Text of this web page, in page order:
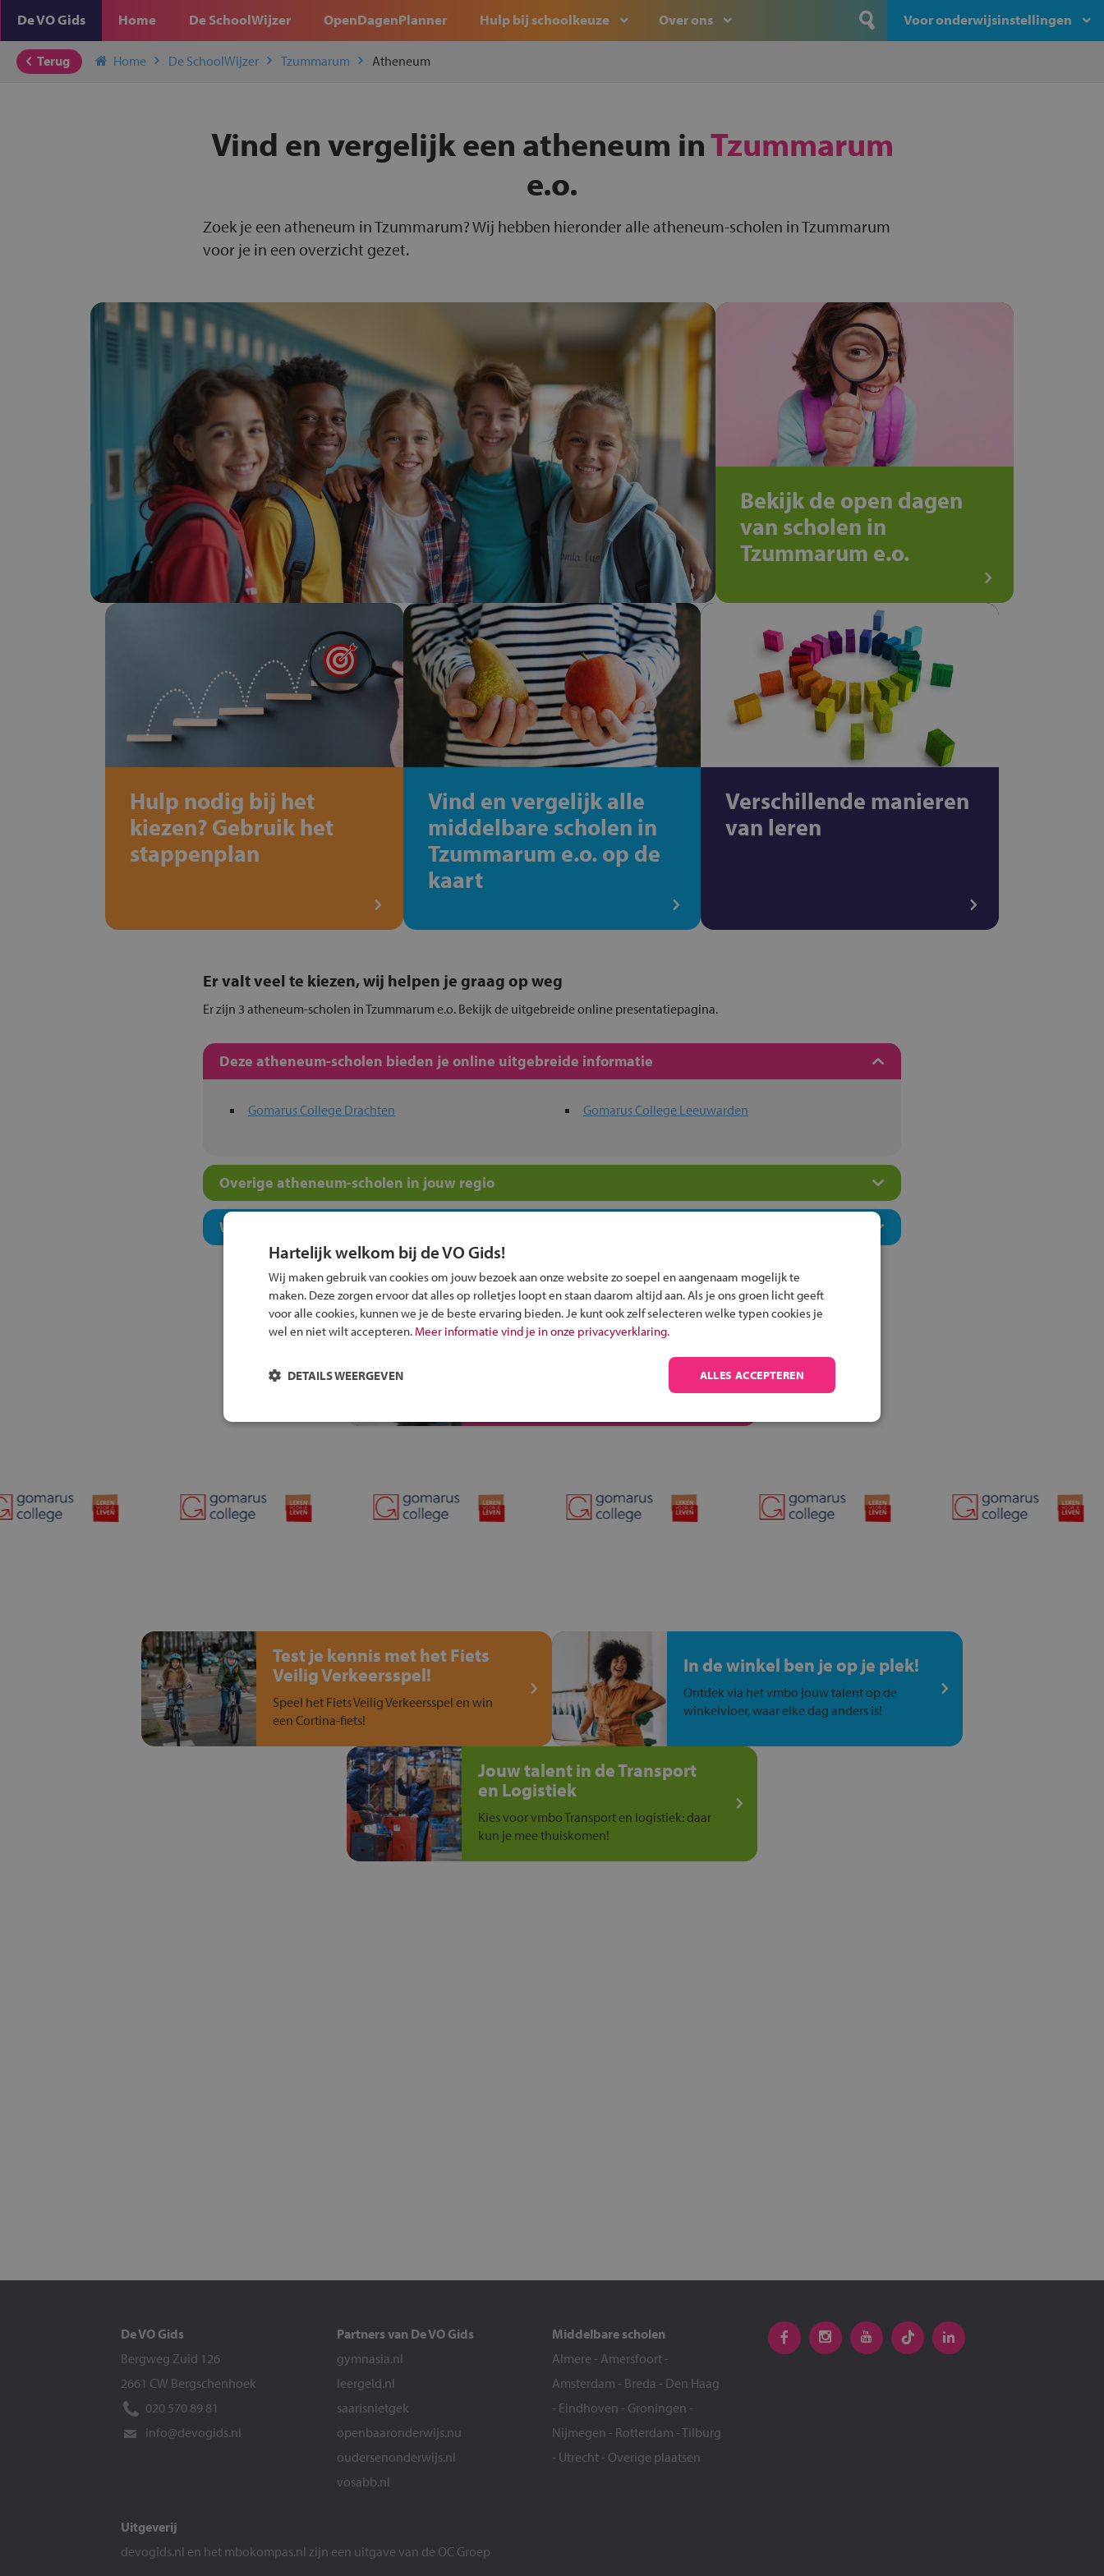
De VO Gids Home De SchoolWijzer OpenDagenPlanner Hulp bij schoolkeuze Over ons Voor onderwijsinstellingen
Terug Home De SchoolWijzer Tzummarum Atheneum
Vind en vergelijk een atheneum inTzummarum
e.o.
Zoek je een atheneum in Tzummarum? Wij hebben hieronder alle atheneum-scholen in Tzummarum
voor je in een overzicht gezet.
Bekijk de open dagen
van scholen in
Tzummarum e.o.
Hulp nodig bij het
kiezen? Gebruik het
stappenplan
Vind en vergelijk alle
middelbare scholen in
Tzummarum e.o. op de
kaart
Verschillende manieren
van leren
Er valt veel te kiezen, wij helpen je graag op weg
Er zijn 3 atheneum-scholen in Tzummarum e.o. Bekijk de uitgebreide online presentatiepagina.
Deze atheneum-scholen bieden je online uitgebreide informatie
Gomarus College Drachten Gomarus College Leeuwarden
Overige atheneum-scholen in jouw regio
Welk onderwijsconcept past bij jou?
Inschrijven?
Alle informatie om je kind aan te melden bij
Test je kennis met het Fiets
Veilig Verkeersspel!
Speel het Fiets Veilig Verkeersspel en win
een Cortina-fiets!
In de winkel ben je op je plek!
Ontdek via het vmbo jouw talent op de
winkelvloer, waar elke dag anders is!
Jouw talent in de Transport
en Logistiek
Kies voor vmbo Transport en logistiek: daar
kun je mee thuiskomen!
De VO Gids
Bergweg Zuid 126
2661 CW Bergschenhoek
020 570 89 81
info@devogids.nl
Partners van De VO Gids
gymnasia.nl
leergeld.nl
saarisnietgek
openbaaronderwijs.nu
oudersenonderwijs.nl
vosabb.nl
Middelbare scholen
Almere - Amersfoort -
Amsterdam - Breda - Den Haag
- Eindhoven - Groningen -
Nijmegen - Rotterdam -Tilburg
- Utrecht - Overige plaatsen
Uitgeverij
devogids.nl en het mbokompas.nl zijn een uitgave van de OC Groep
Hartelijk welkom bij de VO Gids!
Wij maken gebruik van cookies om jouw bezoek aan onze website zo soepel en aangenaam mogelijk te
maken. Deze zorgen ervoor dat alles op rolletjes loopt en staan daarom altijd aan. Als je ons groen licht geeft
voor alle cookies, kunnen we je de beste ervaring bieden. Je kunt ook zelf selecteren welke typen cookies je
wel en niet wilt accepteren. Meer informatie vind je in onze privacyverklaring.
ALLES ACCEPTEREN
DETAILS WEERGEVEN